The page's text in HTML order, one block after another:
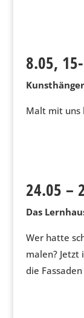
8.05,
Malt mit uns
24.05 –
Das
Wer hatte
malen?
die